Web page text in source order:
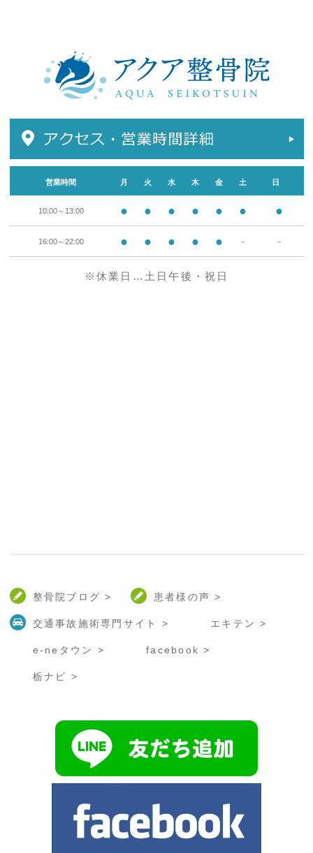
営業時間 月 火 水 木 金 土 日
10:00～13:00 ● ● ● ● ● ● ●
16:00～22:00 ● ● ● ● ● － －
※休業日…土日午後・祝日
整骨院ブログ > 患者様の声 >
交通事故施術専門サイト > エキテン >
e-neタウン > facebook >
栃ナビ >